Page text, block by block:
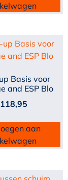
Basis voor
and ESP Blo
118,95
aan